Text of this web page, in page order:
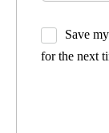
Save
for the next